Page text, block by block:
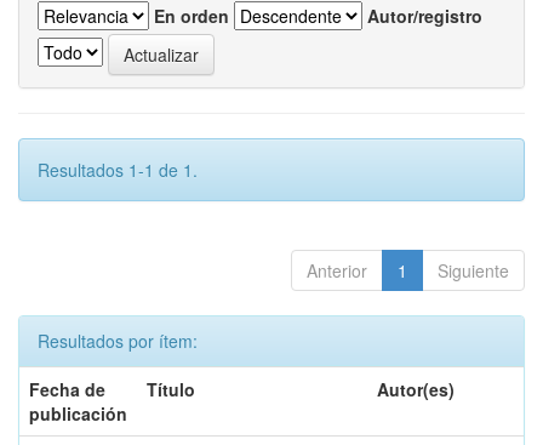
En orden
Autor/registro
Resultados 1-1 de 1.
Anterior 1 Siguiente
Resultados por ítem:
Fecha de
publicación
Título Autor(es)